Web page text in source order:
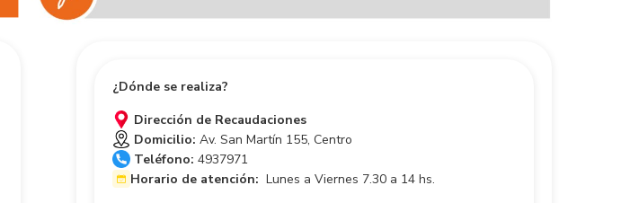
¿Dónde se realiza?
Dirección de Recaudaciones
Domicilio: Av. San Martín 155, Centro
Teléfono: 4937971
Horario de atención: Lunes a Viernes 7.30 a 14 hs.